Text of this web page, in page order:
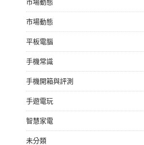
市場動態
市場動態
平板電腦
手機常識
手機開箱與評測
手遊電玩
智慧家電
未分類